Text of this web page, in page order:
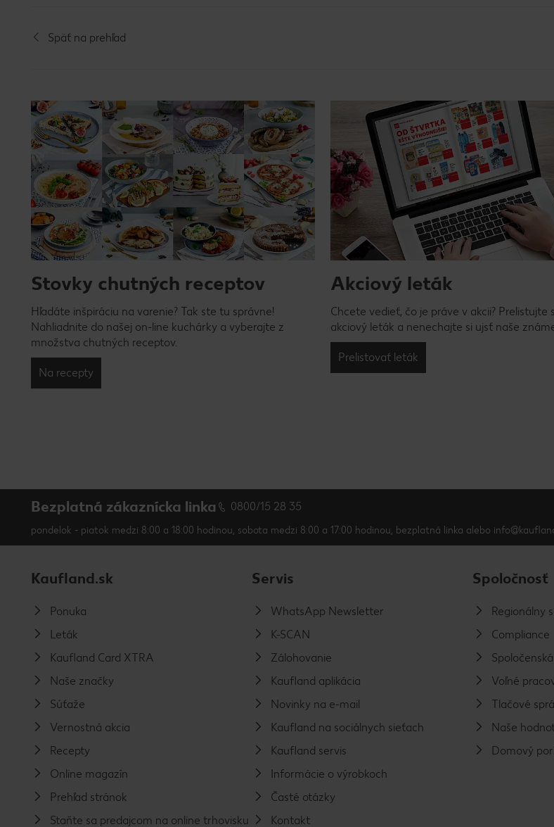
Späť na prehľad
Stovky chutných receptov
Hľadáte inšpiráciu na varenie? Tak ste tu správne!
Nahliadnite do našej on-line kuchárky a vyberajte z
množstva chutných receptov.
Na recepty
Akciový leták
Chcete vedieť, čo je práve v akcii? Prelistujte
akciový leták a nenechajte si ujsť naše
Prelistovať leták
Bezplatná zákaznícka linka 0800/15 28 35
pondelok - piatok medzi 8:00 a 18:00 hodinou, sobota medzi 8:00 a 17:00 hodinou, bezplatná linka alebo
Kaufland.sk
Ponuka
Leták
Kaufland Card XTRA
Naše značky
Súťaže
Vernostná akcia
Recepty
Online magazín
Prehľad stránok
Staňte sa predajcom na online trhovisku
Servis
WhatsApp Newsletter
K-SCAN
Zálohovanie
Kaufland aplikácia
Novinky na e-mail
Kaufland na sociálnych sieťach
Kaufland servis
Informácie o výrobkoch
Časté otázky
Kontakt
Spoločnosť
Regionálny
Compliance
Voľné
Tlačové
Naše
Domový